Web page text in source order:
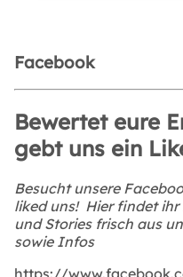
Facebook
Bewertet eure
gebt uns ein
Besucht unsere
liked uns! Hier findet
und Stories frisch aus
sowie Infos